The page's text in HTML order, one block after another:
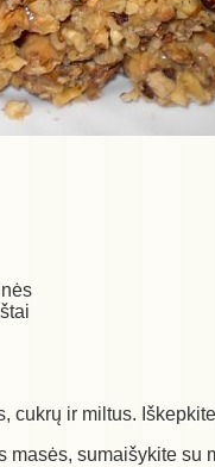
cukrų ir miltus.
masės, sumaišykite su